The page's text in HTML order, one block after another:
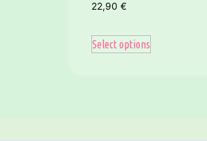
22,90 €
Select options